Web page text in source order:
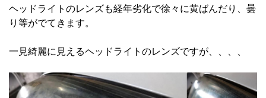
ヘッドライトのレンズも経年劣化で徐々に黄ばんだり、曇
り等がでてきます。
一見綺麗に見えるヘッドライトのレンズですが、、、、